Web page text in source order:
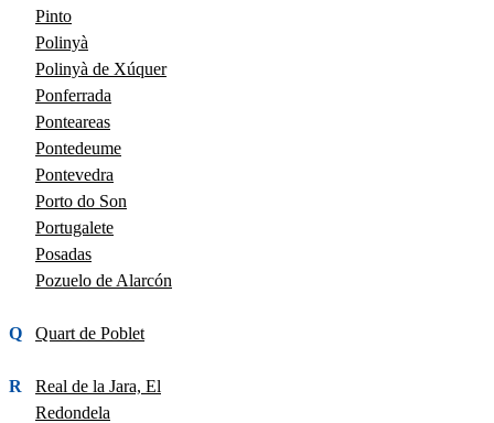
Pinto
Polinyà
Polinyà de Xúquer
Ponferrada
Ponteareas
Pontedeume
Pontevedra
Porto do Son
Portugalete
Posadas
Pozuelo de Alarcón
Q Quart de Poblet
R
Real de la Jara, El
Redondela